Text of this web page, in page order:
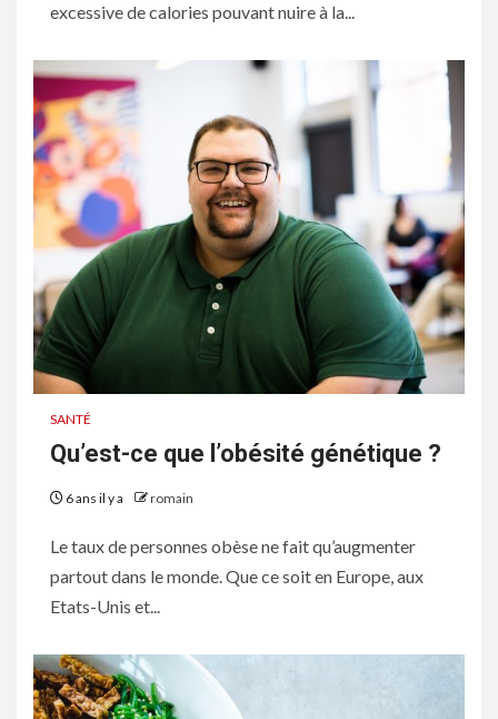
excessive de calories pouvant nuire à la...
SANTÉ
Qu’est-ce que l’obésité génétique ?
6 ans il y a romain
Le taux de personnes obèse ne fait qu’augmenter
partout dans le monde. Que ce soit en Europe, aux
Etats-Unis et...